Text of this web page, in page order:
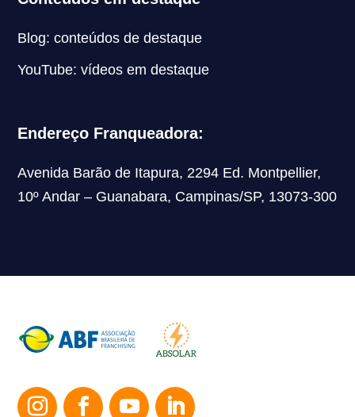
Blog: conteúdos de destaque
YouTube: vídeos em destaque
Endereço Franqueadora:
Avenida Barão de Itapura, 2294 Ed. Montpellier,
10º Andar – Guanabara, Campinas/SP, 13073-300